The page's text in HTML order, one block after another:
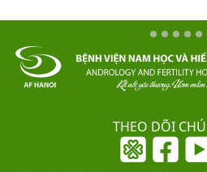
THEO DÕI